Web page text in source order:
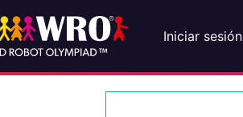
Iniciar sesión